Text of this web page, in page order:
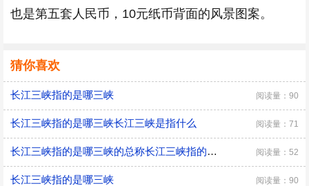
也是第五套人民币，10元纸币背面的风景图案。
猜你喜欢
长江三峡指的是哪三峡 阅读量：90
长江三峡指的是哪三峡长江三峡是指什么 阅读量：71
长江三峡指的是哪三峡的总称长江三峡指的是哪三峡 阅读量：52
长江三峡指的是哪三峡 阅读量：90